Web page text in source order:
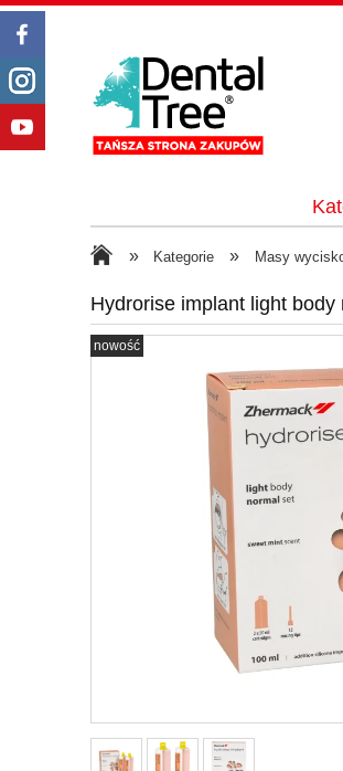
» Kategorie » Masy
Hydrorise implant light
nowość